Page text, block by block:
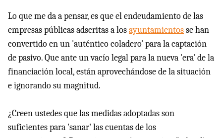
Lo que me da a pensar, es que el endeudamiento de las
empresas públicas adscritas a losayuntamientosse han
convertido en un 'auténtico coladero' para la captación
de pasivo. Que ante un vacío legal para la nueva 'era' de la
financiación local, están aprovechándose de la situación
e ignorando su magnitud.
¿Creen ustedes que las medidas adoptadas son
suficientes para 'sanar' las cuentas de los